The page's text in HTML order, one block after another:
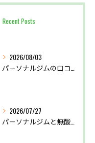
Recent Posts
2026/08/03
2026/07/27